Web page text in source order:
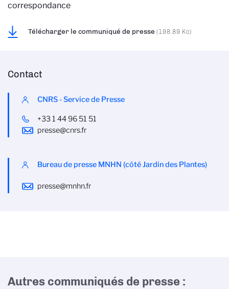
correspondance
Télécharger le communiqué de presse (198.89 Ko)
Contact
CNRS - Service de Presse
+33 1 44 96 51 51
presse@cnrs.fr
Bureau de presse MNHN (côté Jardin des Plantes)
presse@mnhn.fr
Autres communiqués de presse :